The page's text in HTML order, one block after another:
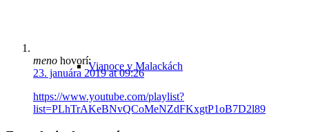
Vianoce v Malackách
meno hovorí:
23. januára 2019 at 09:26
https://www.youtube.com/playlist?
list=PLhTrAKeBNvQCoMeNZdFKxgtP1oB7D2l89